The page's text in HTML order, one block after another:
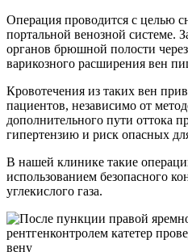
Операция проводится с целью
портальной венозной системе.
органов брюшной полости
варикозного расширения вен
Кровотечения из таких вен
пациентов, независимо от
дополнительного пути оттока
гипертензию и риск опасных
В нашей клинике такие
использованием безопасного
углекислого газа.